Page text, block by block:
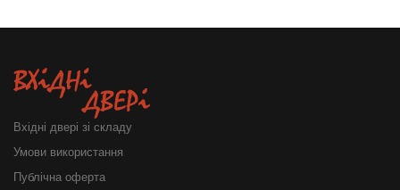
Вхідні двері зі складу
Умови використання
Публічна оферта